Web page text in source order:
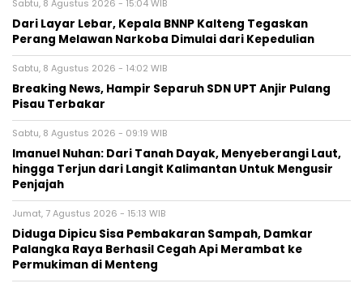
Sabtu, 8 Agustus 2026 - 15:04 WIB
Dari Layar Lebar, Kepala BNNP Kalteng Tegaskan
Perang Melawan Narkoba Dimulai dari Kepedulian
Sabtu, 8 Agustus 2026 - 14:02 WIB
Breaking News, Hampir Separuh SDN UPT Anjir Pulang
Pisau Terbakar
Sabtu, 8 Agustus 2026 - 09:19 WIB
Imanuel Nuhan: Dari Tanah Dayak, Menyeberangi Laut,
hingga Terjun dari Langit Kalimantan Untuk Mengusir
Penjajah
Jumat, 7 Agustus 2026 - 15:13 WIB
Diduga Dipicu Sisa Pembakaran Sampah, Damkar
Palangka Raya Berhasil Cegah Api Merambat ke
Permukiman di Menteng